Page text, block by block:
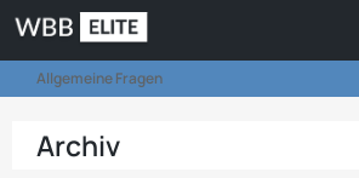
Allgemeine Fragen
Archiv